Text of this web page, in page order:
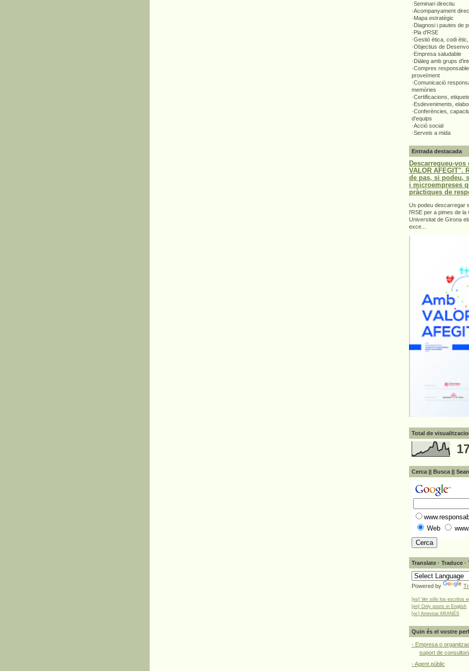
·Seminari directiu
·Acompanyament
·Mapa estratègic
·Diagnosi i pautes de
·Pla d'RSE
·Gestió ètica, codi
·Objectius de
·Empresa saludable
·Diàleg amb grups
·Compres
proveïment
·Comunicació
memòries
·Certificacions,
·Esdeveniments,
·Conferències,
d'equips
·Acció social
·Serveis a mida
Entrada destacada
Descarregueu-
VALOR AFEGIT".
de pas, si podeu,
i microempreses
pràctiques de
Us podeu descarregar
l'RSE per a pimes de la
Universitat de Girona
exce...
Total de
Cerca || Busca ||
Web
Translate · Traduce ·
Powered by
[es] Ver sólo los escritos
[en] Only posts in English
[oc] Arrevirar ARANÉS
Quin és el vostre
- Empresa o
suport de
- Agent públic